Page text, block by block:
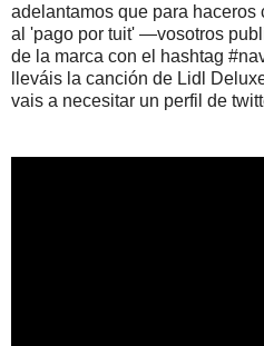
adelantamos que para
al 'pago por tuit' —vosotros
de la marca con el hashtag
lleváis la canción de Lidl
vais a necesitar un perfil de